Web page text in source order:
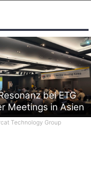
bei ETG
Meetings in Asien
Technology Group